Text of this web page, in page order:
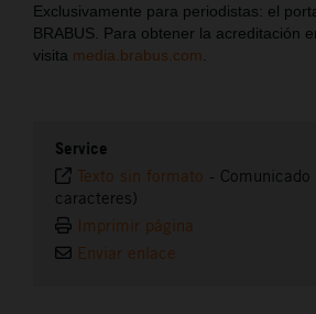
Exclusivamente para periodistas: el
BRABUS. Para obtener la acreditación
visita media.brabus.com
Service
Texto sin formato -
caracteres)
Imprimir página
Enviar enlace